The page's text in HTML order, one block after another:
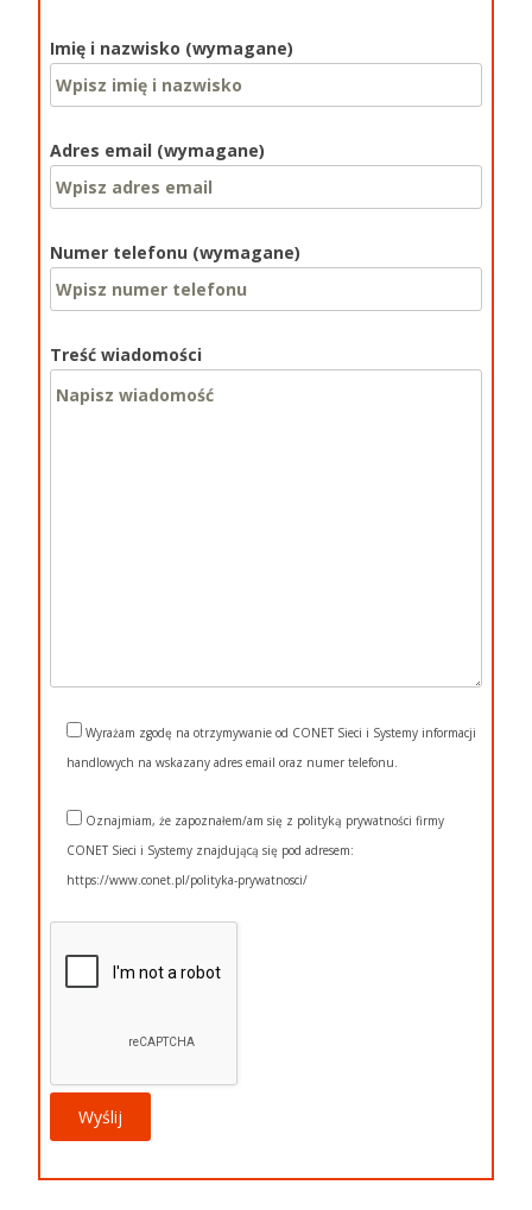
Imię i nazwisko (wymagane)
Adres email (wymagane)
Numer telefonu (wymagane)
Treść wiadomości
Wyrażam zgodę na otrzymywanie od CONET Sieci i Systemy informacji
handlowych na wskazany adres email oraz numer telefonu.
Oznajmiam, że zapoznałem/am się z polityką prywatności firmy
CONET Sieci i Systemy znajdującą się pod adresem:
https://www.conet.pl/polityka-prywatnosci/